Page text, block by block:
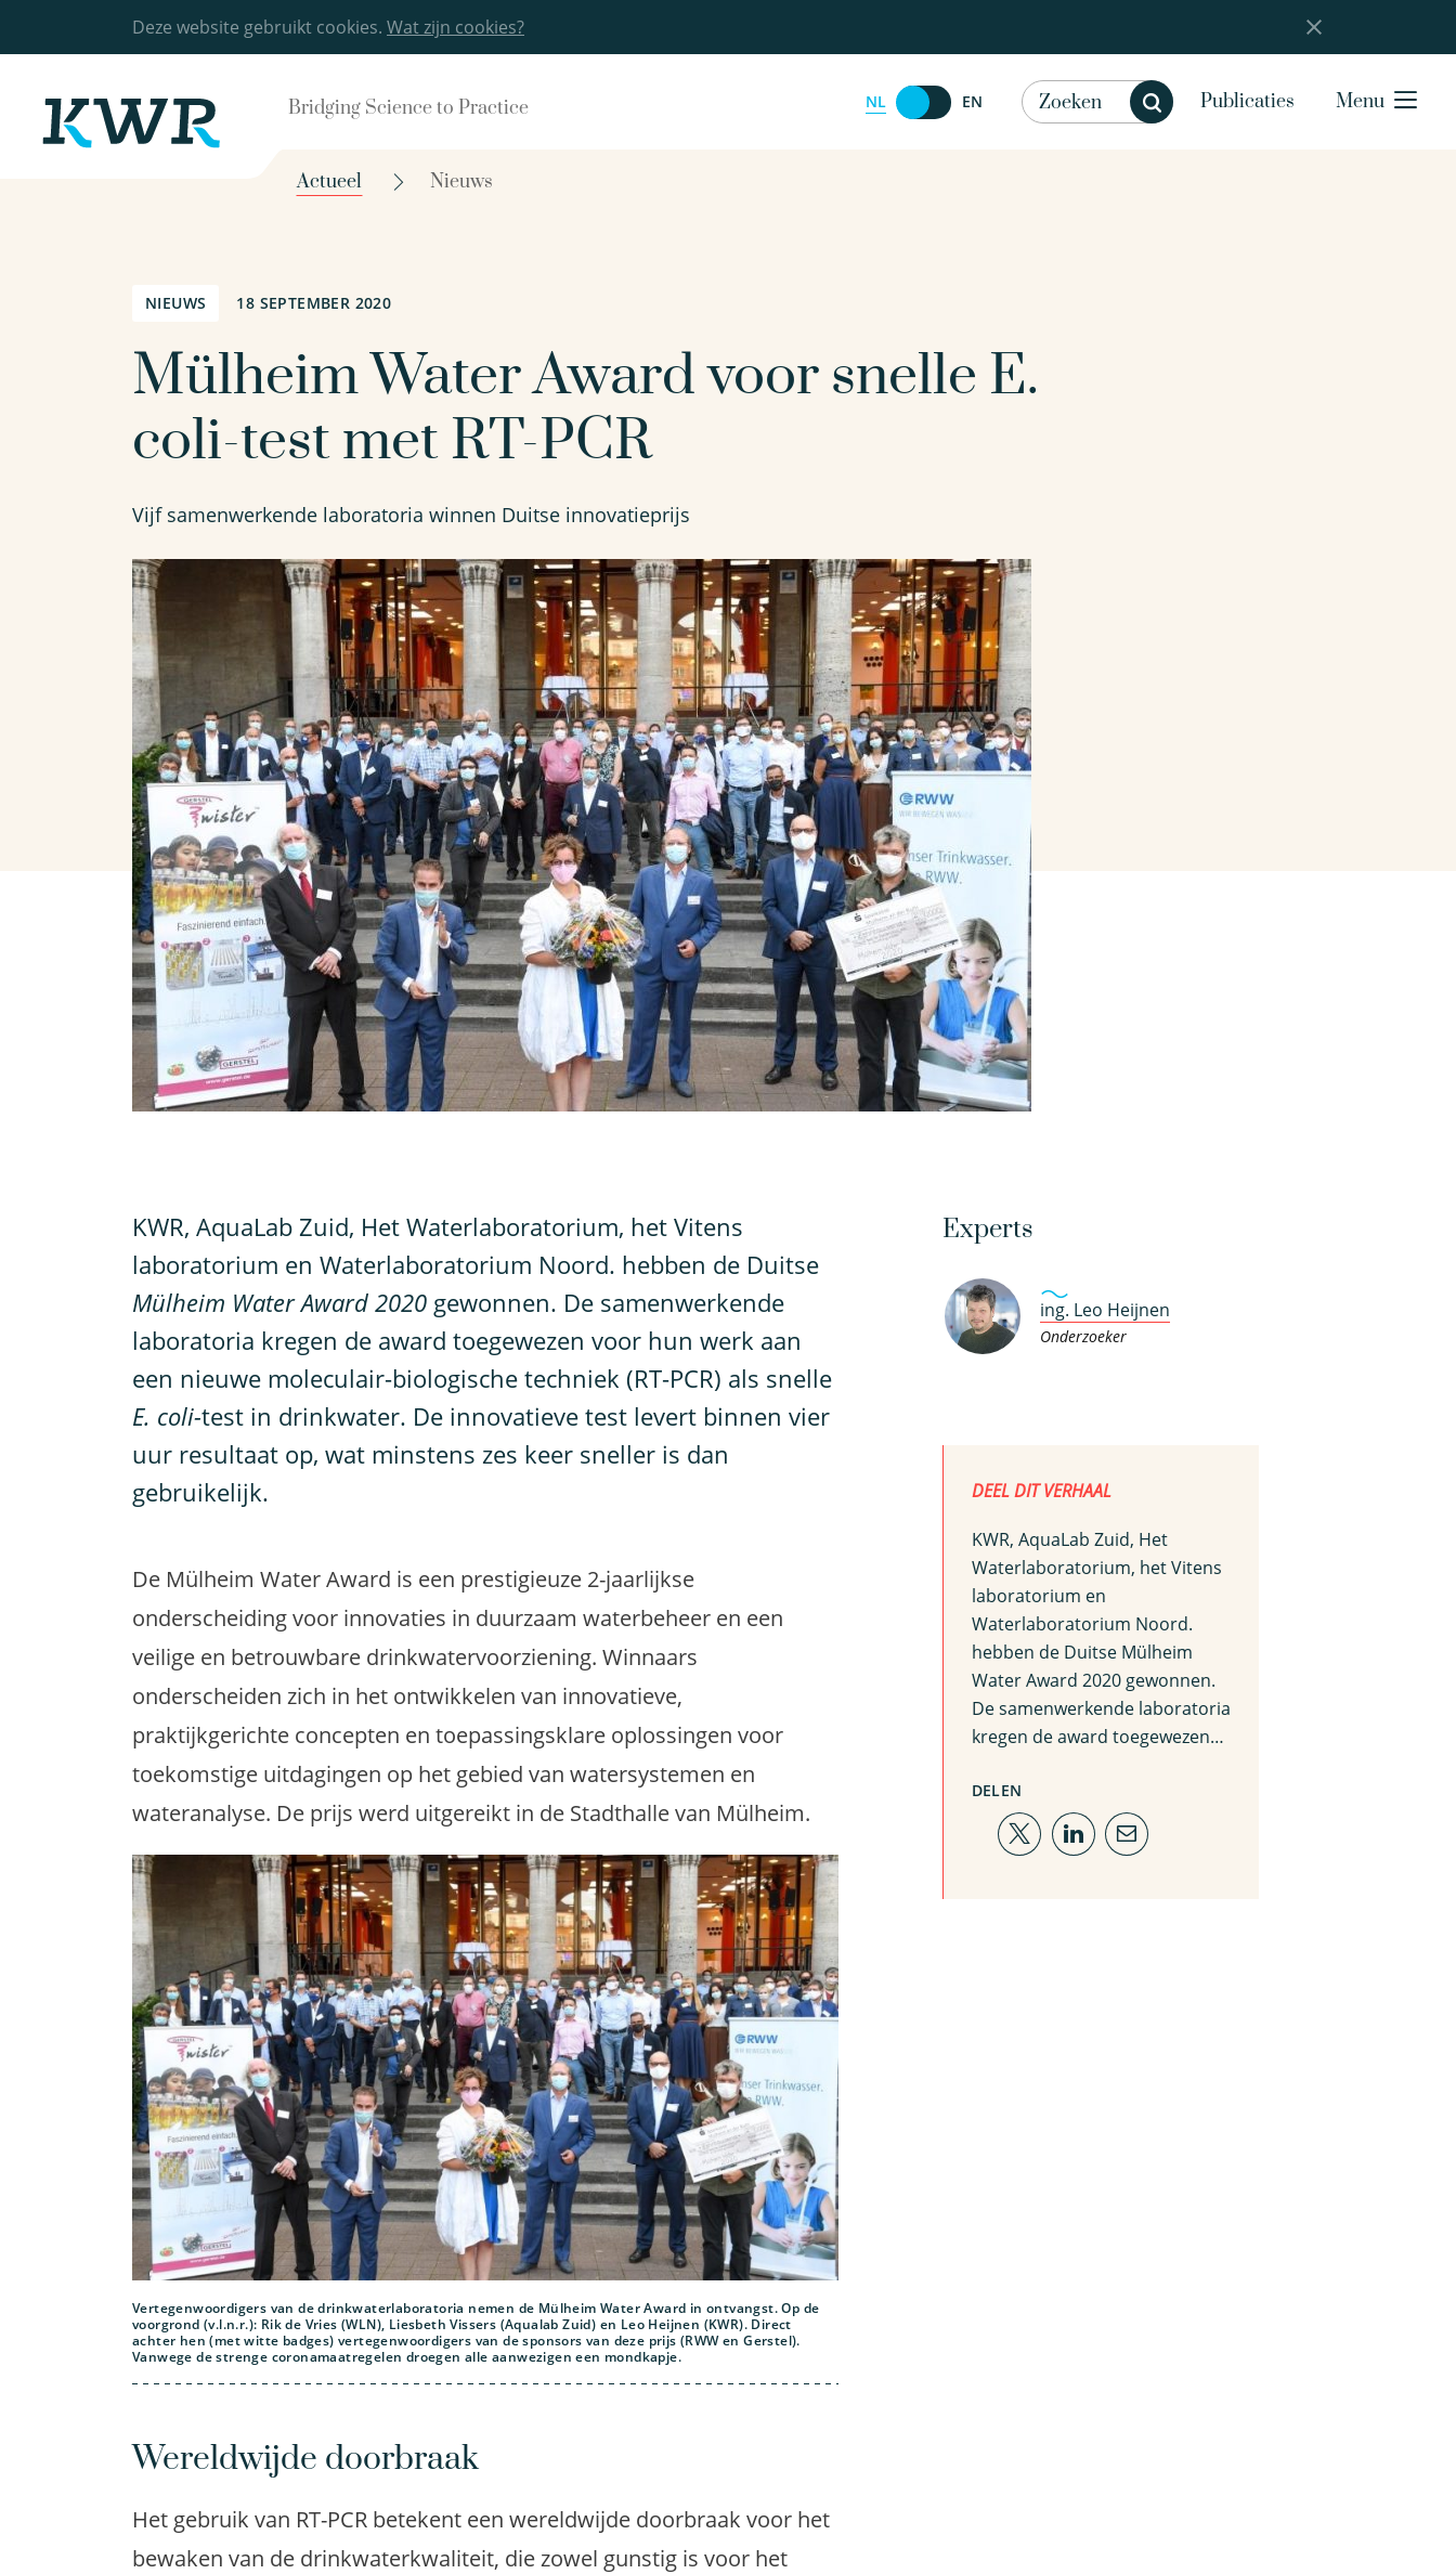
Deze website gebruikt cookies. Wat zijn cookies?
Bridging Science to Practice NL EN Publicaties Menu
Actueel Nieuws
NIEUWS 18 SEPTEMBER 2020
Mülheim Water Award voor snelle E.
coli-test met RT-PCR
Vijf samenwerkende laboratoria winnen Duitse innovatieprijs
KWR, AquaLab Zuid, Het Waterlaboratorium, het Vitens
laboratorium en Waterlaboratorium Noord. hebben de Duitse
Mülheim Water Award 2020 gewonnen. De samenwerkende
laboratoria kregen de award toegewezen voor hun werk aan
een nieuwe moleculair-biologische techniek (RT-PCR) als snelle
E. coli-test in drinkwater. De innovatieve test levert binnen vier
uur resultaat op, wat minstens zes keer sneller is dan
gebruikelijk.
De Mülheim Water Award is een prestigieuze 2-jaarlijkse
onderscheiding voor innovaties in duurzaam waterbeheer en een
veilige en betrouwbare drinkwatervoorziening. Winnaars
onderscheiden zich in het ontwikkelen van innovatieve,
praktijkgerichte concepten en toepassingsklare oplossingen voor
toekomstige uitdagingen op het gebied van watersystemen en
wateranalyse. De prijs werd uitgereikt in de Stadthalle van Mülheim.
Vertegenwoordigers van de drinkwaterlaboratoria nemen de Mülheim Water Award in ontvangst. Op de
voorgrond (v.l.n.r.): Rik de Vries (WLN), Liesbeth Vissers (Aqualab Zuid) en Leo Heijnen (KWR). Direct
achter hen (met witte badges) vertegenwoordigers van de sponsors van deze prijs (RWW en Gerstel).
Vanwege de strenge coronamaatregelen droegen alle aanwezigen een mondkapje.
Wereldwijde doorbraak
Het gebruik van RT-PCR betekent een wereldwijde doorbraak voor het
bewaken van de drinkwaterkwaliteit, die zowel gunstig is voor het
Experts
ing. Leo Heijnen
Onderzoeker
DEEL DIT VERHAAL
KWR, AquaLab Zuid, Het
Waterlaboratorium, het Vitens
laboratorium en
Waterlaboratorium Noord.
hebben de Duitse Mülheim
Water Award 2020 gewonnen.
De samenwerkende laboratoria
kregen de award toegewezen…
DELEN